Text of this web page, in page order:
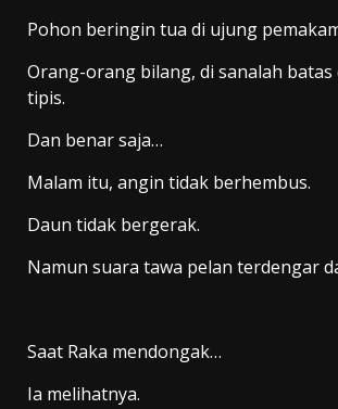
Pohon beringin tua di ujung
Orang-orang bilang, di sanalah batas
tipis.
Dan benar saja…
Malam itu, angin tidak berhembus.
Daun tidak bergerak.
Namun suara tawa pelan terdengar
Saat Raka mendongak…
Ia melihatnya.